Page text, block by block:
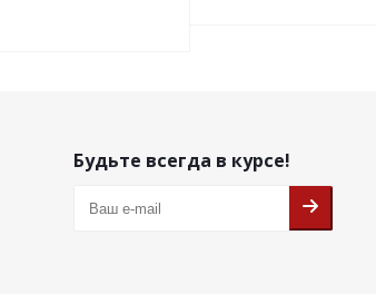
Будьте всегда в курсе!